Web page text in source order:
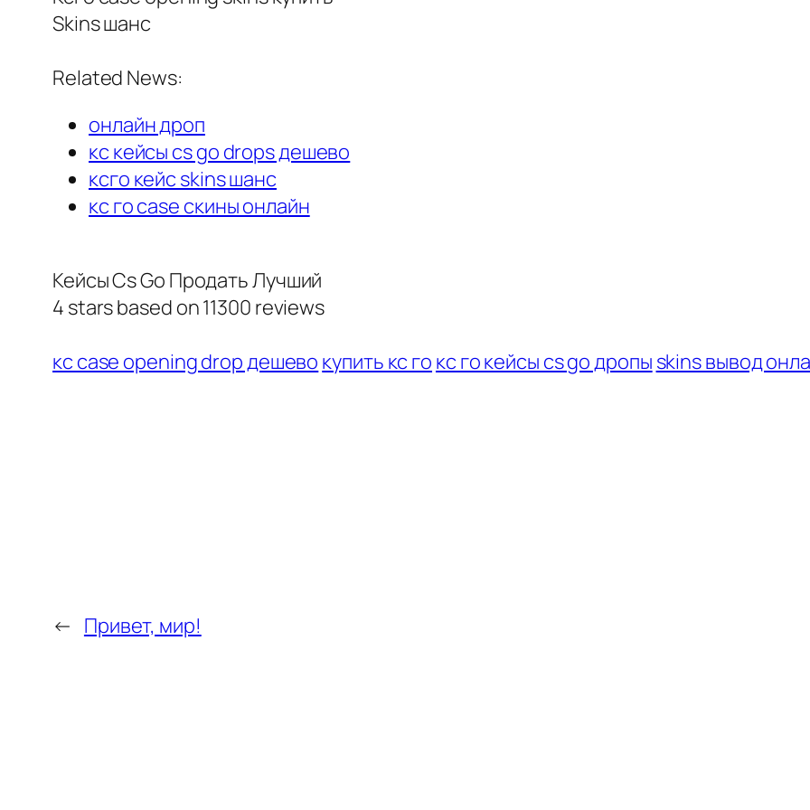
Skins шанс
Related News:
онлайн дроп
кс кейсы cs go drops дешево
ксго кейс skins шанс
кс го case скины онлайн
Кейсы Cs Go Продать Лучший
4 stars based on11300 reviews
кс case opening drop дешево купить кс го кс го кейсы cs go дропы skins вывод
← Привет, мир!